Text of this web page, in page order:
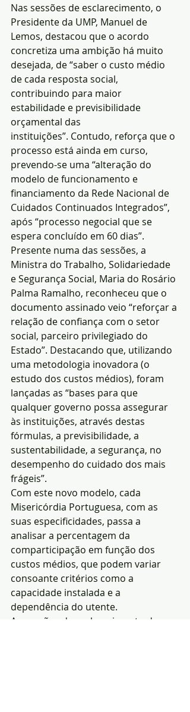
Nas sessões de esclarecimento, o
Presidente da UMP, Manuel de
Lemos, destacou que o acordo
concretiza uma ambição há muito
desejada, de “saber o custo médio
de cada resposta social,
contribuindo para maior
estabilidade e previsibilidade
orçamental das
instituições”. Contudo, reforça que o
processo está ainda em curso,
prevendo-se uma “alteração do
modelo de funcionamento e
financiamento da Rede Nacional de
Cuidados Continuados Integrados”,
após “processo negocial que se
espera concluído em 60 dias”.
Presente numa das sessões, a
Ministra do Trabalho, Solidariedade
e Segurança Social, Maria do Rosário
Palma Ramalho, reconheceu que o
documento assinado veio “reforçar a
relação de confiança com o setor
social, parceiro privilegiado do
Estado”. Destacando que, utilizando
uma metodologia inovadora (o
estudo dos custos médios), foram
lançadas as “bases para que
qualquer governo possa assegurar
às instituições, através destas
fórmulas, a previsibilidade, a
sustentabilidade, a segurança, no
desempenho do cuidado dos mais
frágeis”.
Com este novo modelo, cada
Misericórdia Portuguesa, com as
suas especificidades, passa a
analisar a percentagem da
comparticipação em função dos
custos médios, que podem variar
consoante critérios como a
capacidade instalada e a
dependência do utente.
As sessões de esclarecimento da